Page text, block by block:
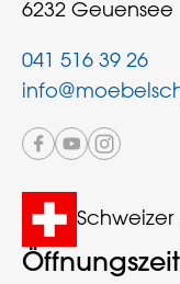
6232 Geuensee
041 516 39 26